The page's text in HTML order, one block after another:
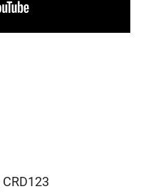
CRD123